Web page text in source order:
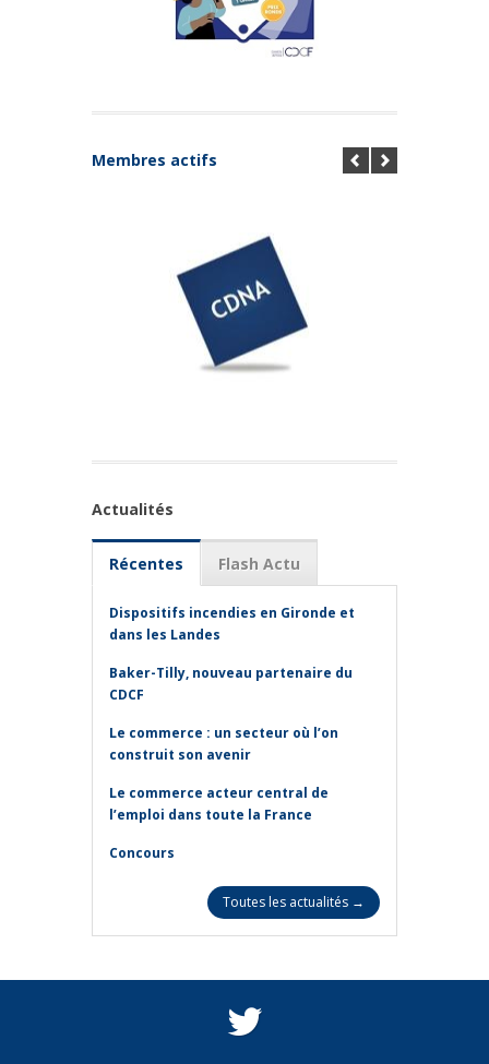
Membres actifs
Actualités
Récentes Flash Actu
Dispositifs incendies en Gironde et
dans les Landes
Baker-Tilly, nouveau partenaire du
CDCF
Le commerce : un secteur où l’on
construit son avenir
Le commerce acteur central de
l’emploi dans toute la France
Concours
Toutes les actualités →